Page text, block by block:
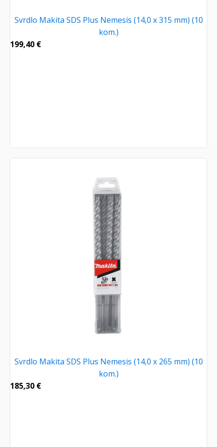
Svrdlo Makita SDS Plus Nemesis (14,0 x 315 mm) (10
kom.)
199,40 €
Svrdlo Makita SDS Plus Nemesis (14,0 x 265 mm) (10
kom.)
185,30 €